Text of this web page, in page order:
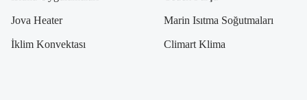
Jova Heater Marin Isıtma Soğutmaları
İklim Konvektası Climart Klima